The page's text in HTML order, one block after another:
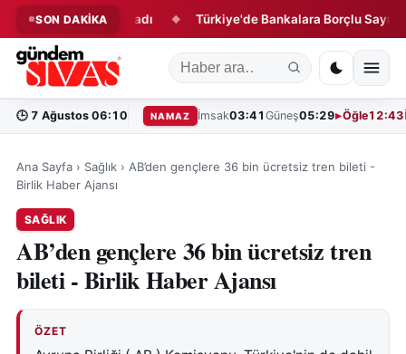
SON DAKİKA
Sayım Başladı ◆ Türkiye'de Bankalara Borçlu Sayısı
🕒 7 Ağustos 06:10 NAMAZ İmsak03:41 Güneş05:29 Öğle12:43
Ana Sayfa › Sağlık › AB’den gençlere 36 bin ücretsiz tren bileti -
Birlik Haber Ajansı
SAĞLIK
AB’den gençlere 36 bin ücretsiz tren
bileti - Birlik Haber Ajansı
ÖZET